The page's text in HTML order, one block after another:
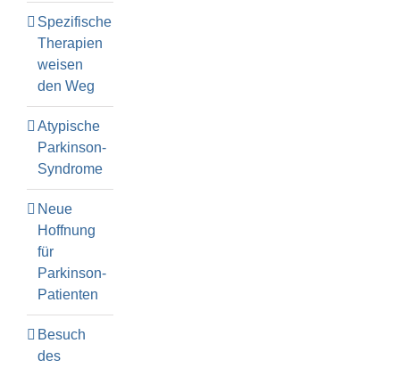
Spezifische
Therapien
weisen
den Weg
Atypische
Parkinson-
Syndrome
Neue
Hoffnung
für
Parkinson-
Patienten
Besuch
des